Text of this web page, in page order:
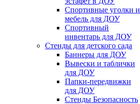
Спортивные уголки и
мебель для ДОУ
Спортивный
инвентарь для ДОУ
Стенды для детского сада
Баннеры для ДОУ
Вывески и таблички
для ДОУ
Папки-передвижки
для ДОУ
Стенды Безопасность